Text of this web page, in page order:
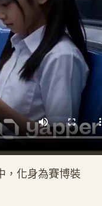
，化身為賽博裝